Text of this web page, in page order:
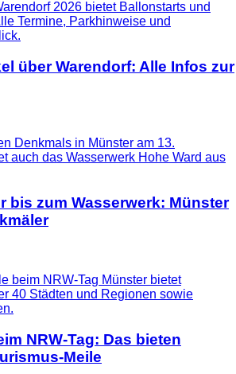
über Warendorf: Alle Infos zur
bis zum Wasserwerk: Münster
NRW-Tag: Das bieten
Meile